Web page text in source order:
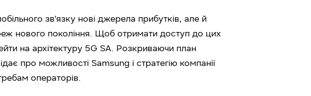
зв’язку нові джерела прибутків, але й
нового покоління. Щоб отримати доступ до цих
на архітектуру 5G SA. Розкриваючи план
про можливості Samsung і стратегію компанії
операторів.